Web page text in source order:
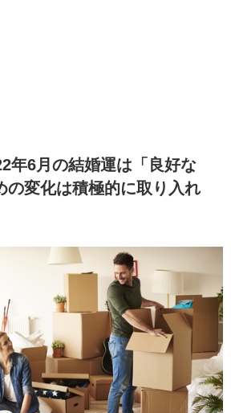
年6月の結婚運は「良好な
の変化は積極的に取り入れ